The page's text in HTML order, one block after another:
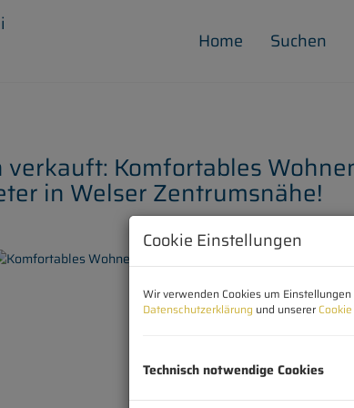
Home Suchen
verkauft: Komfortables
in Welser Zentrumsnähe!
Cookie Einstellungen
Wir verwenden Cookies um
Datenschutzerklärung und unserer
Technisch notwendige Cookies